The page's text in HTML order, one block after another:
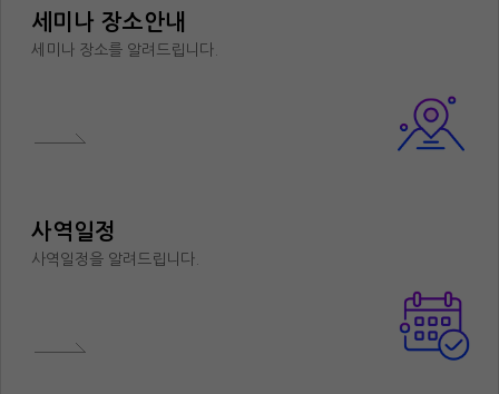
세미나 장소안내
세미나 장소를 알려드립니다.
사역일정
사역일정을 알려드립니다.